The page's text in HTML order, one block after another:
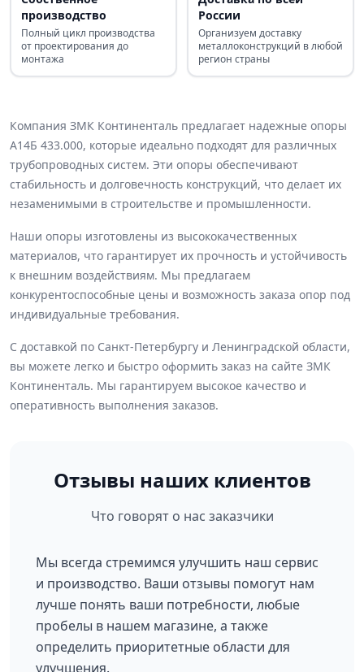
производство
Полный цикл производства
от проектирования до
монтажа
России
Организуем доставку
металлоконструкций в любой
регион страны
Компания ЗМК Континенталь предлагает надежные опоры
А14Б 433.000, которые идеально подходят для различных
трубопроводных систем. Эти опоры обеспечивают
стабильность и долговечность конструкций, что делает их
незаменимыми в строительстве и промышленности.
Наши опоры изготовлены из высококачественных
материалов, что гарантирует их прочность и устойчивость
к внешним воздействиям. Мы предлагаем
конкурентоспособные цены и возможность заказа опор под
индивидуальные требования.
С доставкой по Санкт-Петербургу и Ленинградской области,
вы можете легко и быстро оформить заказ на сайте ЗМК
Континенталь. Мы гарантируем высокое качество и
оперативность выполнения заказов.
Отзывы наших клиентов
Что говорят о нас заказчики
Мы всегда стремимся улучшить наш сервис
и производство. Ваши отзывы помогут нам
лучше понять ваши потребности, любые
пробелы в нашем магазине, а также
определить приоритетные области для
улучшения.